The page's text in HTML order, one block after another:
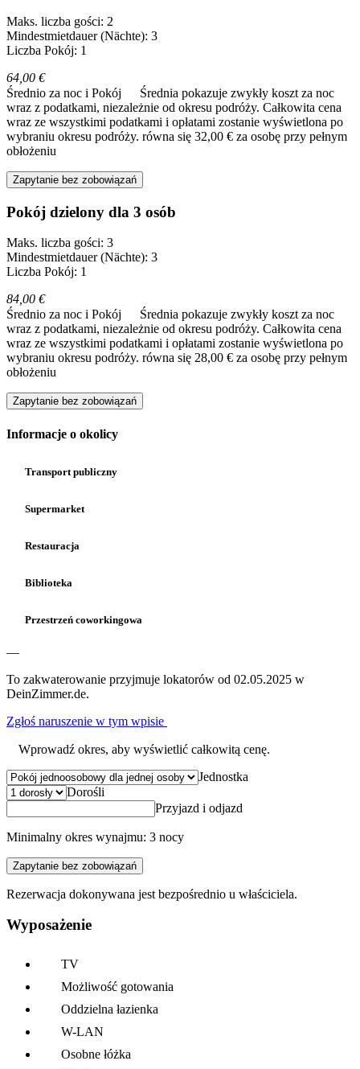
Maks. liczba gości: 2
Mindestmietdauer (Nächte): 3
Liczba Pokój: 1
64,00 €
Średnio za noc i Pokój
Średnia pokazuje zwykły koszt za noc
wraz z podatkami, niezależnie od okresu podróży. Całkowita cena
wraz ze wszystkimi podatkami i opłatami zostanie wyświetlona po
wybraniu okresu podróży. równa się 32,00 € za osobę przy pełnym
obłożeniu
Zapytanie bez zobowiązań
Pokój dzielony dla 3 osób
Maks. liczba gości: 3
Mindestmietdauer (Nächte): 3
Liczba Pokój: 1
84,00 €
Średnio za noc i Pokój
Średnia pokazuje zwykły koszt za noc
wraz z podatkami, niezależnie od okresu podróży. Całkowita cena
wraz ze wszystkimi podatkami i opłatami zostanie wyświetlona po
wybraniu okresu podróży. równa się 28,00 € za osobę przy pełnym
obłożeniu
Zapytanie bez zobowiązań
Informacje o okolicy
Transport publiczny
Supermarket
Restauracja
Biblioteka
Przestrzeń coworkingowa
—
To zakwaterowanie przyjmuje lokatorów od 02.05.2025 w
DeinZimmer.de.
Zgłoś naruszenie w tym wpisie
Wprowadź okres, aby wyświetlić całkowitą cenę.
Jednostka
Dorośli
Przyjazd i odjazd
Minimalny okres wynajmu: 3 nocy
Zapytanie bez zobowiązań
Rezerwacja dokonywana jest bezpośrednio u właściciela.
Wyposażenie
TV
Możliwość gotowania
Oddzielna łazienka
W-LAN
Osobne łóżka